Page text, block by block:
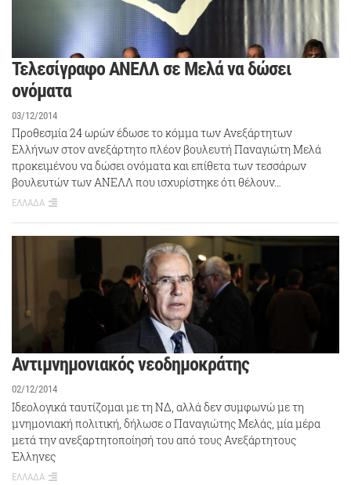
Τελεσίγραφο ΑΝΕΛΛ σε Μελά να δώσει
ονόματα
03/12/2014
Προθεσμία 24 ωρών έδωσε το κόμμα των Ανεξάρτητων
Ελλήνων στον ανεξάρτητο πλέον βουλευτή Παναγιώτη Μελά
προκειμένου να δώσει ονόματα και επίθετα των τεσσάρων
βουλευτών των ΑΝΕΛΛ που ισχυρίστηκε ότι θέλουν…
ΕΛΛΑΔΑ
Αντιμνημονιακός νεοδημοκράτης
02/12/2014
Ιδεολογικά ταυτίζομαι με τη ΝΔ, αλλά δεν συμφωνώ με τη
μνημονιακή πολιτική, δήλωσε ο Παναγιώτης Μελάς, μία μέρα
μετά την ανεξαρτητοποίησή του από τους Ανεξάρτητους
Έλληνες
ΕΛΛΑΔΑ